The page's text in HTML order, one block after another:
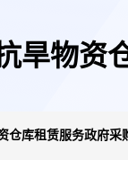
旱物
仓库租赁服务政府采